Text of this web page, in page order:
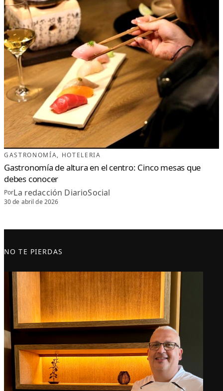
GASTRONOMÍA, HOTELERIA
Gastronomía de altura en el centro: Cinco mesas que
debes conocer
PorLa redacción DiarioSocial
30 de abril de 2026
NO TE PIERDAS